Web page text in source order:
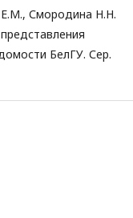
Смородина Н.Н.
БелГУ. Сер.